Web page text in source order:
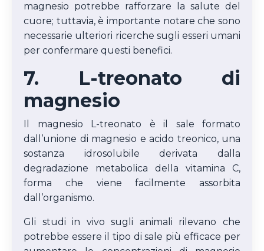
magnesio potrebbe rafforzare la salute del
cuore; tuttavia, è importante notare che sono
necessarie ulteriori ricerche sugli esseri umani
per confermare questi benefici.
7. L-treonato di
magnesio
Il magnesio L-treonato è il sale formato
dall’unione di magnesio e acido treonico, una
sostanza idrosolubile derivata dalla
degradazione metabolica della vitamina C,
forma che viene facilmente assorbita
dall’organismo.
Gli studi in vivo sugli animali rilevano che
potrebbe essere il tipo di sale più efficace per